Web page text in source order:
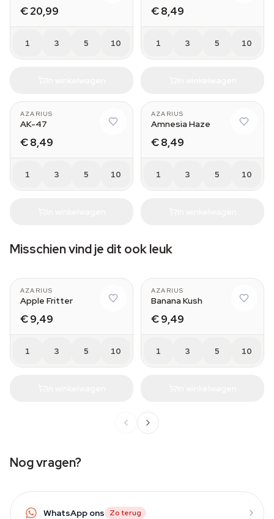
€ 20,99
1 3 5 10
€ 8,49
1 3 5 10
AZARIUS
AK-47
€ 8,49
1 3 5 10
AZARIUS
Amnesia Haze
€ 8,49
1 3 5 10
Misschien vind je dit ook leuk
AZARIUS
Apple Fritter
€ 9,49
1 3 5 10
AZARIUS
Banana Kush
€ 9,49
1 3 5 10
Nog vragen?
WhatsApp ons Zo terug